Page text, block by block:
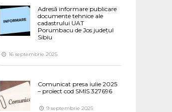
Adresă informare publicare
documente tehnice ale
cadastrului UAT
Porumbacu de Jos județul
Sibiu
16 septembrie 2025
Comunicat presa iulie 2025
– proiect cod SMIS 327696
9 septembrie 2025